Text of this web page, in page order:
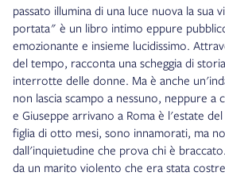
passato illumina di una luce nuova la sua
portata" è un libro intimo eppure
emozionante e insieme lucidissimo.
del tempo, racconta una scheggia di
interrotte delle donne. Ma è anche
non lascia scampo a nessuno, neppure a
e Giuseppe arrivano a Roma è l'estate
figlia di otto mesi, sono innamorati, ma
dall'inquietudine che prova chi è
da un marito violento che era stata